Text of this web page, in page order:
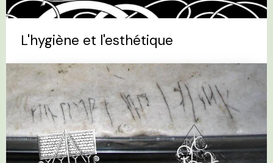
L'hygiène et l'esthétique